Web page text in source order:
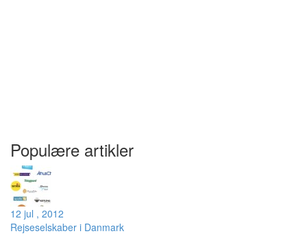
Populære artikler
12 jul , 2012
Rejseselskaber i Danmark